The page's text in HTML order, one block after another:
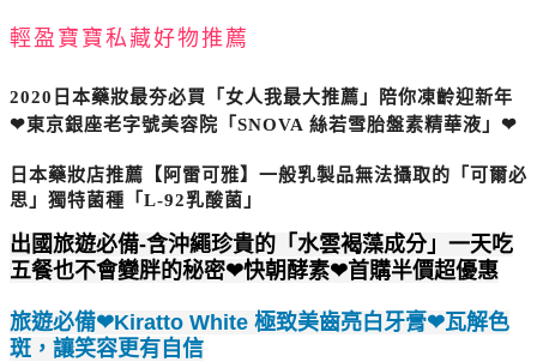
輕盈寶寶私藏好物推薦
2020日本藥妝最夯必買「女人我最大推薦」陪你凍齡迎新年
❤東京銀座老字號美容院「SNOVA 絲若雪胎盤素精華液」❤
日本藥妝店推薦【阿雷可雅】一般乳製品無法攝取的「可爾必
思」獨特菌種「L-92乳酸菌」
出國旅遊必備-含沖繩珍貴的「水雲褐藻成分」一天吃
五餐也不會變胖的秘密❤快朝酵素❤首購半價超優惠
旅遊必備❤Kiratto White 極致美齒亮白牙膏❤瓦解色
斑，讓笑容更有自信